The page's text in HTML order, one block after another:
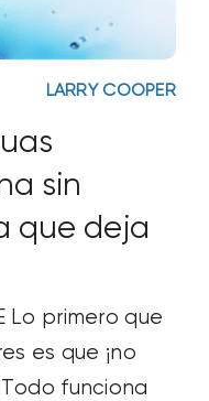
LARRY COOPER
sin
que deja
Lo primero que
es que ¡no
funciona